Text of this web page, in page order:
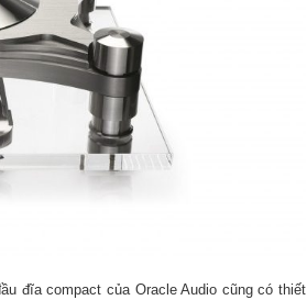
đĩa compact của Oracle Audio cũng có thiết